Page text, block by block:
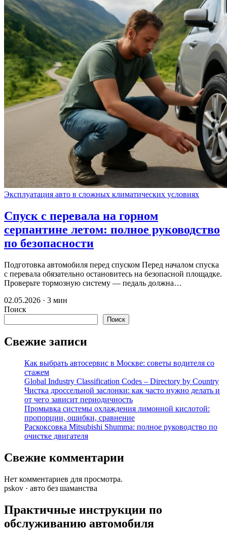
Эксплуатация авто в сложных климатических условиях
Спуск с перевала на горном
серпантине летом: полное руководство
по безопасности
Подготовка автомобиля перед спуском Перед началом спуска
с перевала обязательно остановитесь на безопасной площадке.
Проверьте тормозную систему — педаль должна…
02.05.2026 · 3 мин
Поиск
Поиск
Свежие записи
Как выбрать автосервис в Москве: советы водителя со
стажем
Global Industry Classification Codes – Directory by Country
Чистка дроссельной заслонки: как часто нужно делать и
от чего зависит периодичность
Промывка системы охлаждения лимонной кислотой:
пропорции, ошибки, сравнение
Раскоксовка Mitsubishi Shumma: полное руководство по
очистке двигателя
Свежие комментарии
Нет комментариев для просмотра.
pskov · авто без шаманства
Практичные инструкции по
обслуживанию автомобиля